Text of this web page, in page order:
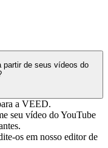
partir de seus vídeos do
a VEED.
seu vídeo do YouTube
os em nosso editor de